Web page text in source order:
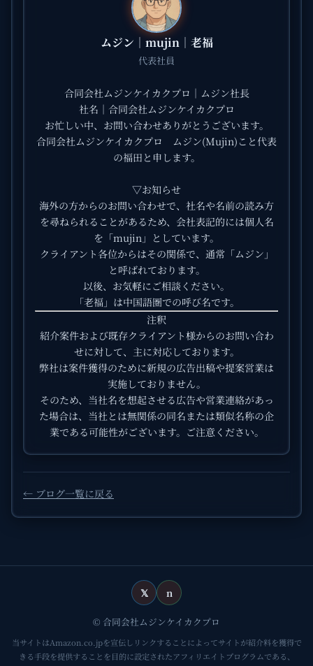
ムジン｜mujin｜老福
代表社員
合同会社ムジンケイカクプロ｜ムジン社長
社名｜合同会社ムジンケイカクプロ
お忙しい中、お問い合わせありがとうございます。
合同会社ムジンケイカクプロ ムジン(Mujin)こと代表
の福田と申します。
▽お知らせ
海外の方からのお問い合わせで、社名や名前の読み方
を尋ねられることがあるため、会社表記的には個人名
を「mujin」としています。
クライアント各位からはその関係で、通常「ムジン」
と呼ばれております。
以後、お気軽にご相談ください。
「老福」は中国語圏での呼び名です。
注釈
紹介案件および既存クライアント様からのお問い合わ
せに対して、主に対応しております。
弊社は案件獲得のために新規の広告出稿や提案営業は
実施しておりません。
そのため、当社名を想起させる広告や営業連絡があっ
た場合は、当社とは無関係の同名または類似名称の企
業である可能性がございます。ご注意ください。
← ブログ一覧に戻る
𝕏 n
© 合同会社ムジンケイカクプロ
当サイトはAmazon.co.jpを宣伝しリンクすることによってサイトが紹介料を獲得で
きる手段を提供することを目的に設定されたアフィリエイトプログラムである、